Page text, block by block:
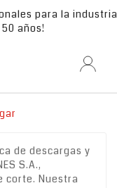
para la industria
años!
de descargas y
S.A.,
corte. Nuestra